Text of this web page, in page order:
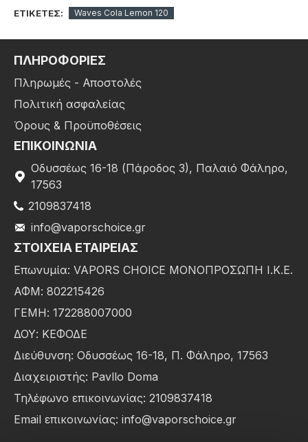
ΕΤΙΚΈΤΕΣ: Waves Cola Lemon 120
ΠΛΗΡΟΦΟΡΙΕΣ
Πληρωμές - Αποστολές
Πολιτική ασφαλείας
Όρους & Προϋποθέσεις
ΕΠΙΚΟΙΝΩΝΙΑ
Οδυσσέως 16-18 (Πάροδος 3), Παλαιό Φάληρο,
17563
2109837418
info@vaporschoice.gr
ΣΤΟΙΧΕΊΑ ΕΤΑΙΡΕΊΑΣ
Επωνυμία: VAPORS CHOICE ΜΟΝΟΠΡΟΣΩΠΗ Ι.Κ.Ε.
ΑΦΜ: 802215426
ΓΕΜΗ: 172288007000
ΔΟΥ: ΚΕΦΟΔΕ
Διεύθυνση: Οδυσσέως 16-18, Π. Φάληρο, 17563
Διαχειριστής: Pavllo Doma
Τηλέφωνο επικοινωνίας: 2109837418
Email επικοινωνίας: info@vaporschoice.gr